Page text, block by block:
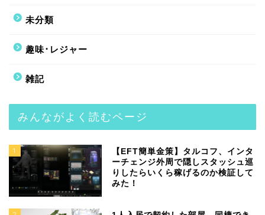
未分類
趣味･レジャー
雑記
みんながよく読むページ
1
【EFT簡単金策】タルコフ、インタ
ーチェンジ外周で隠しスタッシュ巡
りしたらいくら稼げるのか検証して
みた！